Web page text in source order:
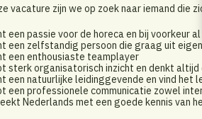
vacature zijn we op zoek naar iemand die
een passie voor de horeca en bij voorkeur
een zelfstandig persoon die graag uit
een enthousiaste teamplayer
sterk organisatorisch inzicht en denkt
een natuurlijke leidinggevende en vind het
een professionele communicatie zowel
Nederlands met een goede kennis van